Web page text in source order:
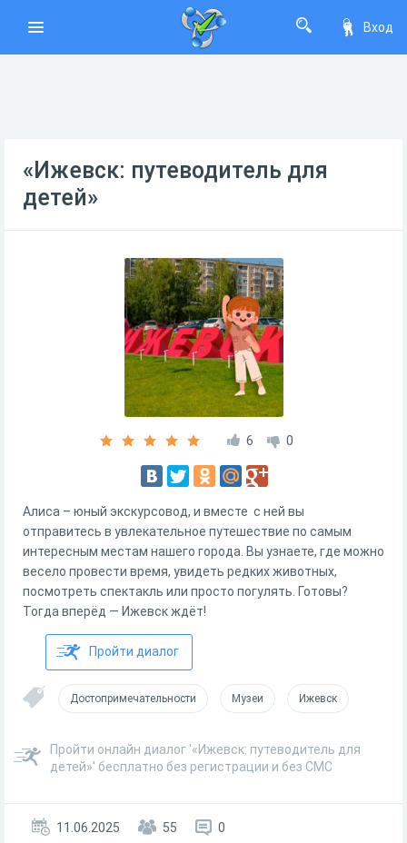
Вход
«Ижевск: путеводитель для
детей»
6 0
Алиса – юный экскурсовод, и вместе с ней вы
отправитесь в увлекательное путешествие по самым
интересным местам нашего города. Вы узнаете, где можно
весело провести время, увидеть редких животных,
посмотреть спектакль или просто погулять. Готовы?
Тогда вперёд — Ижевск ждёт!
Пройти диалог
Достопримечательности Музеи Ижевск
Пройти онлайн диалог '«Ижевск: путеводитель для
детей»' бесплатно без регистрации и без СМС
11.06.2025 55 0